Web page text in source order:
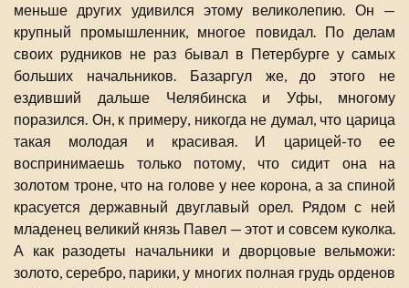
меньше других удивился этому великолепию. Он —
крупный промышленник, многое повидал. По делам
своих рудников не раз бывал в Петербурге у самых
больших начальников. Базаргул же, до этого не
ездивший дальше Челябинска и Уфы, многому
поразился. Он, к примеру, никогда не думал, что царица
такая молодая и красивая. И царицей-то ее
воспринимаешь только потому, что сидит она на
золотом троне, что на голове у нее корона, а за спиной
красуется державный двуглавый орел. Рядом с ней
младенец великий князь Павел — этот и совсем куколка.
А как разодеты начальники и дворцовые вельможи:
золото, серебро, парики, у многих полная грудь орденов